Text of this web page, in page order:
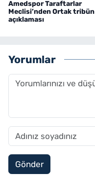
Amedspor Taraftarlar
Meclisi’nden Ortak tribün
açıklaması
Yorumlar
Gönder